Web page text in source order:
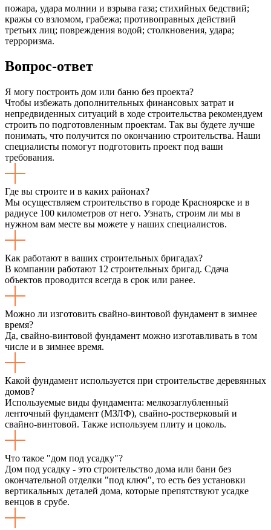
пожара, удара молнии и взрыва газа; стихийных бедствий;
кражы со взломом, грабежа; противоправных действий
третьих лиц; повреждения водой; столкновения, удара;
терроризма.
Вопрос-ответ
Я могу построить дом или баню без проекта?
Чтобы избежать дополнительных финансовых затрат и
непредвиденных ситуаций в ходе строительства рекомендуем
строить по подготовленным проектам. Так вы будете лучше
понимать, что получится по окончанию строительства. Наши
специалисты помогут подготовить проект под ваши
требования.
Где вы строите и в каких районах?
Мы осуществляем строительство в городе Красноярске и в
радиусе 100 километров от него. Узнать, строим ли мы в
нужном вам месте вы можете у наших специалистов.
Как работают в ваших строительных бригадах?
В компании работают 12 строительных бригад. Сдача
объектов проводится всегда в срок или ранее.
Можно ли изготовить свайно-винтовой фундамент в зимнее
время?
Да, свайно-винтовой фундамент можно изготавливать в том
числе и в зимнее время.
Какой фундамент используется при строительстве деревянных
домов?
Используемые виды фундамента: мелкозаглубленный
ленточный фундамент (МЗЛФ), свайно-ростверковый и
свайно-винтовой. Также используем плиту и цоколь.
Что такое "дом под усадку"?
Дом под усадку - это строительство дома или бани без
окончательной отделки "под ключ", то есть без установки
вертикальных деталей дома, которые препятствуют усадке
венцов в срубе.